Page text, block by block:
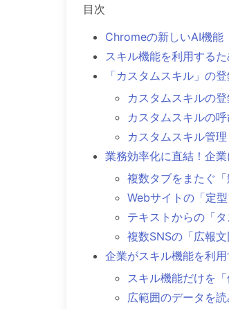
目次
Chromeの新しいAI機能
スキル機能を利用する
「カスタムスキル」の
カスタムスキルの
カスタムスキルの
カスタムスキル管
業務効率化に直結！企
複数タブをまたぐ「
Webサイトの「定型
テキストからの「
複数SNSの「広報文
企業がスキル機能を利
スキル機能だけを
広範囲のデータを